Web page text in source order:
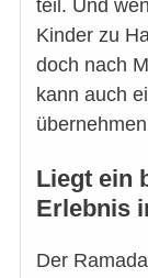
teil. Und
Kinder zu
doch nach
kann auch
Liegt ein
Erlebnis
Der